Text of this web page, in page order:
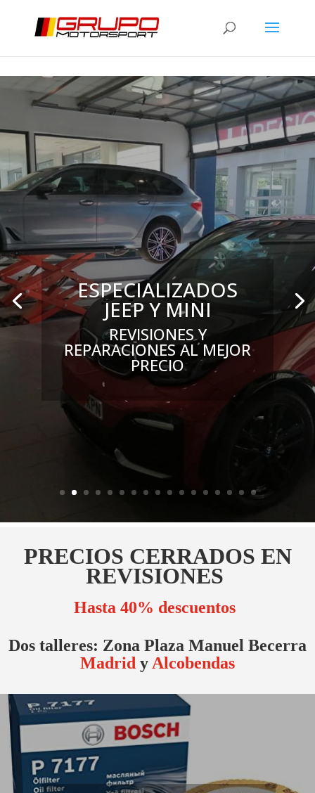
ESPECIALIZADOS
JEEP Y MINI
REVISIONES Y
REPARACIONES AL MEJOR
PRECIO
PRECIOS CERRADOS EN
REVISIONES
Hasta 40% descuentos
Dos talleres: Zona Plaza Manuel Becerra
Madrid y Alcobendas